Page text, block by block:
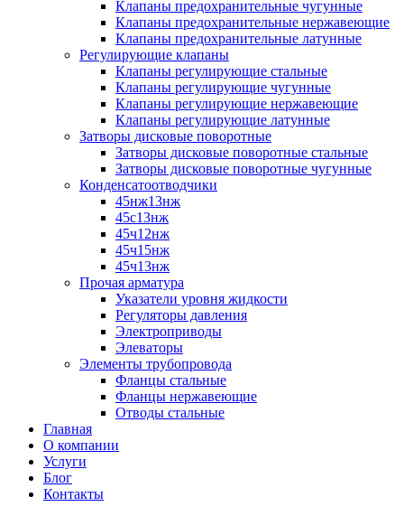
Клапаны предохранительные чугунные
Клапаны предохранительные нержавеющие
Клапаны предохранительные латунные
Регулирующие клапаны
Клапаны регулирующие стальные
Клапаны регулирующие чугунные
Клапаны регулирующие нержавеющие
Клапаны регулирующие латунные
Затворы дисковые поворотные
Затворы дисковые поворотные стальные
Затворы дисковые поворотные чугунные
Конденсатоотводчики
45нж13нж
45с13нж
45ч12нж
45ч15нж
45ч13нж
Прочая арматура
Указатели уровня жидкости
Регуляторы давления
Электроприводы
Элеваторы
Элементы трубопровода
Фланцы стальные
Фланцы нержавеющие
Отводы стальные
Главная
О компании
Услуги
Блог
Контакты